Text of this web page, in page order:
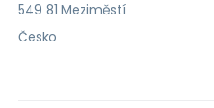
549 81 Meziměstí
Česko